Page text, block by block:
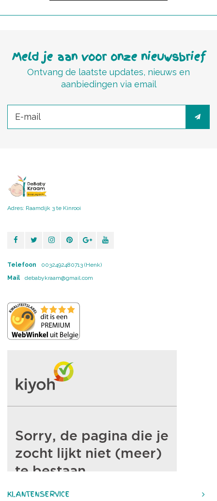
Meld je aan voor onze nieuwsbrief
Ontvang de laatste updates, nieuws en
aanbiedingen via email
Adres: Raamdijk 3 te Kinrooi
Telefoon
0032492480713 (Henk)
Mail
debabykraam@gmail.com
KLANTENSERVICE